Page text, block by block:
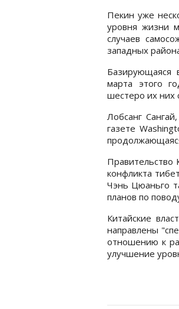
Пекин уже
уровня жизни
случаев
западных
Базирующаяся
марта этого
шестеро их них
Лобсанг
газете
Правительство
конфликта
Чэнь Цюаньго
планов по
Китайские
направлены
отношению к
улучшение